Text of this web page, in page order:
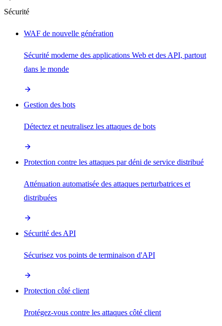
Sécurité
WAF de nouvelle génération
Sécurité moderne des applications Web et des API, partout
dans le monde
Gestion des bots
Détectez et neutralisez les attaques de bots
Protection contre les attaques par déni de service distribué
Atténuation automatisée des attaques perturbatrices et
distribuées
Sécurité des API
Sécurisez vos points de terminaison d'API
Protection côté client
Protégez-vous contre les attaques côté client